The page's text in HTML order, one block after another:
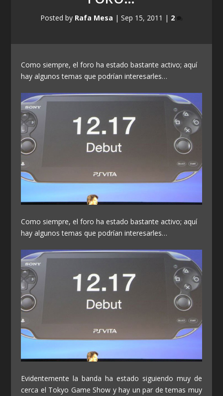
Posted by Rafa Mesa | Sep 15, 2011 | 2
Como siempre, el foro ha estado bastante activo; aquí
hay algunos temas que podrían interesarles…
Como siempre, el foro ha estado bastante activo; aquí
hay algunos temas que podrían interesarles…
Evidentemente la banda ha estado siguiendo muy de
cerca el Tokyo Game Show y hay un par de temas muy